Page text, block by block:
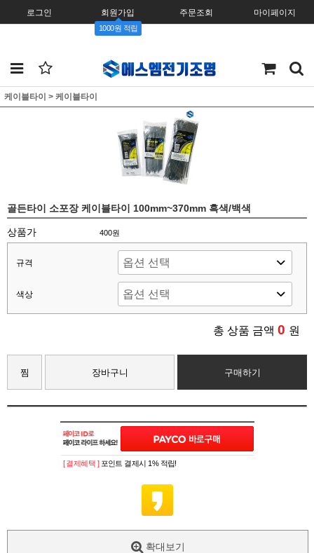
로그인 회원가입
1000원 적립
주문조회 마이페이지
케이블타이 > 케이블타이
골든타이 소포장 케이블타이 100mm~370mm 흑색/백색
상품가 400원
규격
색상
총 상품 금액 0 원
찜 장바구니 구매하기
[ 결제혜택 ] 포인트 결제시 1% 적립!
확대보기